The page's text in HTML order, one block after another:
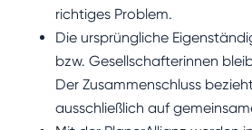
richtiges Problem.
Die ursprüngliche
bzw. Gesellschafterinnen
Der Zusammenschluss
ausschließlich auf